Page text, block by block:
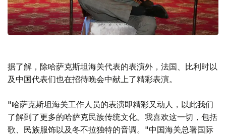
据了解，除哈萨克斯坦海关代表的表演外，法国、比利时以
及中国代表们也在招待晚会中献上了精彩表演。
"哈萨克斯坦海关工作人员的表演即精彩又动人，以此我们
了解到了更多的哈萨克民族传统文化。我喜欢这一切，包括
歌、民族服饰以及冬不拉独特的音调。"中国海关总署国际